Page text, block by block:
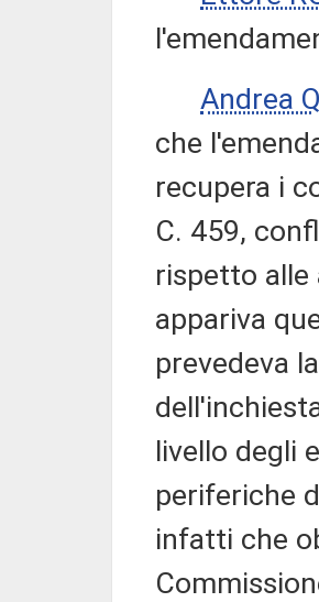
Andrea
che
recupera i
C. 459,
rispetto
appariva
prevedeva
livello degli
periferiche
infatti che